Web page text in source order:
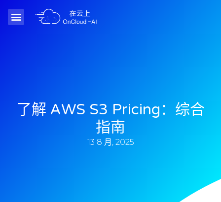
了解 AWS S3 Pricing：综合
指南
13 8 月, 2025